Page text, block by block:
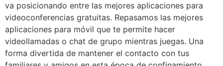
va posicionando entre las mejores aplicaciones para
videoconferencias gratuitas. Repasamos las mejores
aplicaciones para móvil que te permite hacer
videollamadas o chat de grupo mientras juegas. Una
forma divertida de mantener el contacto con tus